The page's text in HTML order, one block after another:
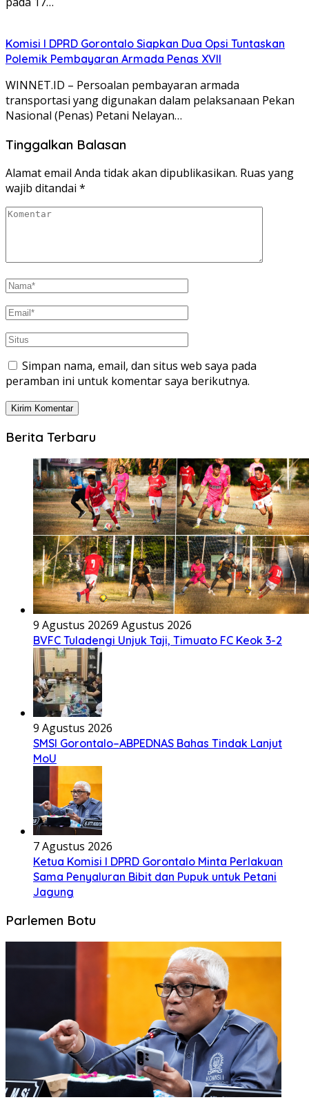
Komisi I DPRD Gorontalo Siapkan Dua Opsi Tuntaskan
Polemik Pembayaran Armada Penas XVII
WINNET.ID – Persoalan pembayaran armada
transportasi yang digunakan dalam pelaksanaan Pekan
Nasional (Penas) Petani Nelayan…
Tinggalkan Balasan
Alamat email Anda tidak akan dipublikasikan. Ruas yang
wajib ditandai *
Simpan nama, email, dan situs web saya pada
peramban ini untuk komentar saya berikutnya.
Berita Terbaru
9 Agustus 20269 Agustus 2026
BVFC Tuladengi Unjuk Taji, Timuato FC Keok 3-2
9 Agustus 2026
SMSI Gorontalo–ABPEDNAS Bahas Tindak Lanjut
MoU
7 Agustus 2026
Ketua Komisi I DPRD Gorontalo Minta Perlakuan
Sama Penyaluran Bibit dan Pupuk untuk Petani
Jagung
Parlemen Botu